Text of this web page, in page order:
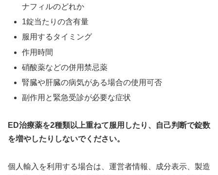
ナフィルのどれか
1錠当たりの含有量
服用するタイミング
作用時間
硝酸薬などの併用禁忌薬
腎臓や肝臓の病気がある場合の使用可否
副作用と緊急受診が必要な症状
ED治療薬を2種類以上重ねて服用したり、自己判断で錠数
を増やしたりしないでください。
個人輸入を利用する場合は、運営者情報、成分表示、製造